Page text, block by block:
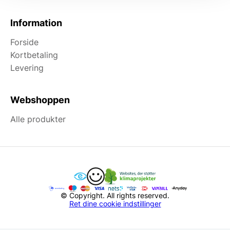
Information
Forside
Kortbetaling
Levering
Webshoppen
Alle produkter
© Copyright. All rights reserved.
Ret dine cookie indstillinger